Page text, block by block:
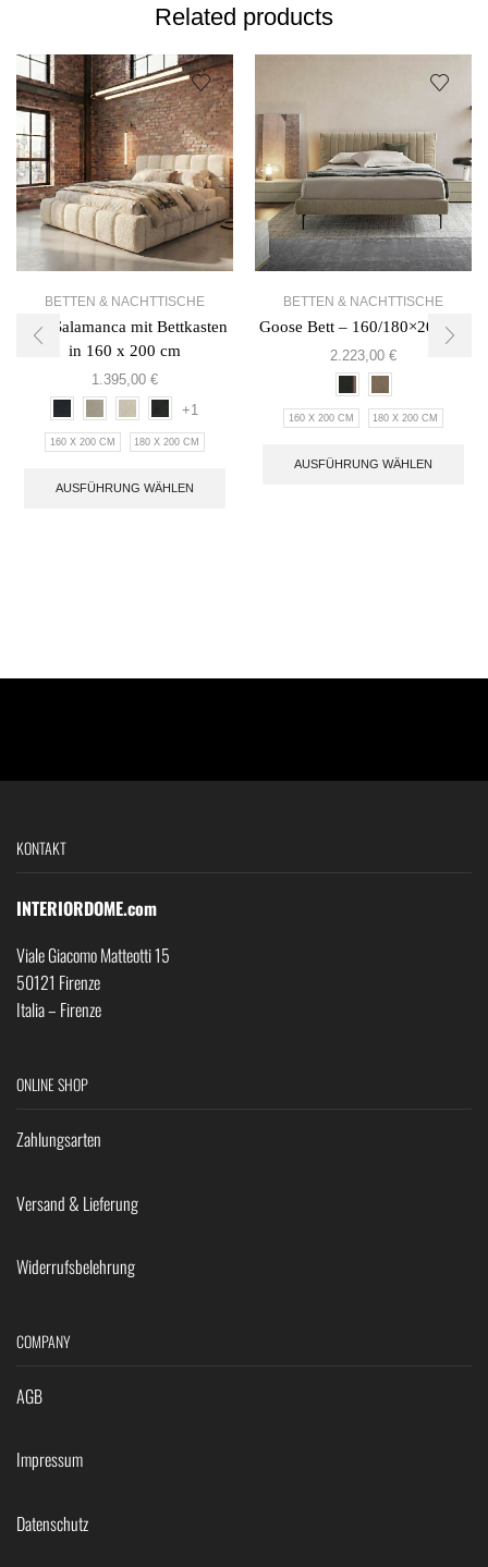
Related products
BETTEN & NACHTTISCHE
Bett Salamanca mit Bettkasten
in 160 x 200 cm
1.395,00 €
+1
160 X 200 CM 180 X 200 CM
AUSFÜHRUNG WÄHLEN
BETTEN & NACHTTISCHE
Goose Bett – 160/180×200 cm
2.223,00 €
160 X 200 CM 180 X 200 CM
AUSFÜHRUNG WÄHLEN
KONTAKT
INTERIORDOME.com
Viale Giacomo Matteotti 15
50121 Firenze
Italia – Firenze
ONLINE SHOP
Zahlungsarten
Versand & Lieferung
Widerrufsbelehrung
COMPANY
AGB
Impressum
Datenschutz